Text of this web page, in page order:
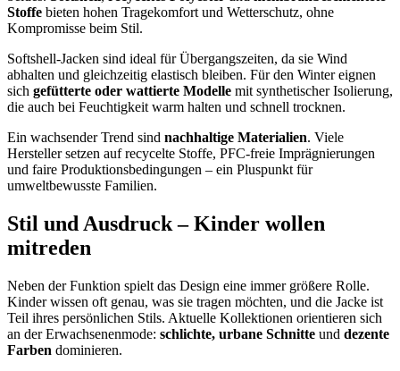
Stoffe bieten hohen Tragekomfort und Wetterschutz, ohne
Kompromisse beim Stil.
Softshell-Jacken sind ideal für Übergangszeiten, da sie Wind
abhalten und gleichzeitig elastisch bleiben. Für den Winter eignen
sich gefütterte oder wattierte Modelle mit synthetischer Isolierung,
die auch bei Feuchtigkeit warm halten und schnell trocknen.
Ein wachsender Trend sind nachhaltige Materialien. Viele
Hersteller setzen auf recycelte Stoffe, PFC-freie Imprägnierungen
und faire Produktionsbedingungen – ein Pluspunkt für
umweltbewusste Familien.
Stil und Ausdruck – Kinder wollen
mitreden
Neben der Funktion spielt das Design eine immer größere Rolle.
Kinder wissen oft genau, was sie tragen möchten, und die Jacke ist
Teil ihres persönlichen Stils. Aktuelle Kollektionen orientieren sich
an der Erwachsenenmode: schlichte, urbane Schnitte und dezente
Farben dominieren.